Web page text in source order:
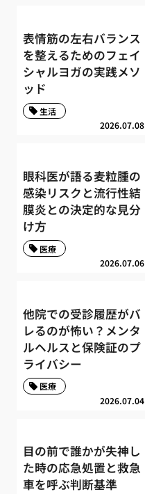
表情筋の左右バランス
を整えるためのフェイ
シャルヨガの実践メソ
ッド
2026.07.08
生活
眼科医が語る麦粒腫の
感染リスクと流行性結
膜炎との決定的な見分
け方
2026.07.06
医療
他院での受診履歴がバ
レるのが怖い？メンタ
ルヘルスと保険証のプ
ライバシー
2026.07.04
医療
目の前で誰かが失神し
た時の応急処置と救急
車を呼ぶ判断基準